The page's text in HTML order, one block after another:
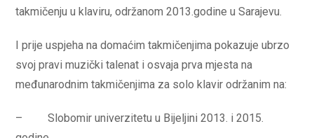
takmičenju u klaviru, održanom 2013.godine u Sarajevu.
I prije uspjeha na domaćim takmičenjima pokazuje ubrzo
svoj pravi muzički talenat i osvaja prva mjesta na
međunarodnim takmičenjima za solo klavir održanim na:
– Slobomir univerzitetu u Bijeljini 2013. i 2015.